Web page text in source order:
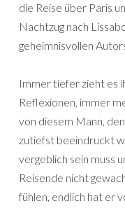
die Reise über Paris
Nachtzug nach
geheimnisvollen
Immer tiefer zieht es
Reflexionen, immer
von diesem Mann,
zutiefst beeindruckt
vergeblich sein muss
Reisende nicht
fühlen, endlich hat er